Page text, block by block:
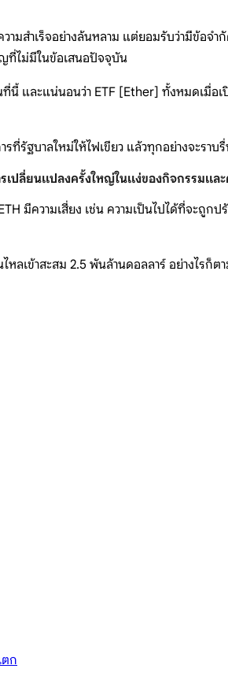
สำเร็จอย่างล้นหลาม แต่ยอมรับว่ามีข้อจ
ที่ไม่มีในข้อเสนอปัจจุบัน
และแน่นอนว่า ETF [Ether] ทั้งหมดเมื่อ
รที่รัฐบาลใหม่ให้ไฟเขียว แล้วทุกอย่างจะราบ
รเปลี่ยนแปลงครั้งใหญ่ในแง่ของกิจกรรมแ
มีความเสี่ยง เช่น ความเป็นไปได้ที่จะถู
เข้าสะสม 2.5 พันล้านดอลลาร์ อย่างไรก็ต
ก